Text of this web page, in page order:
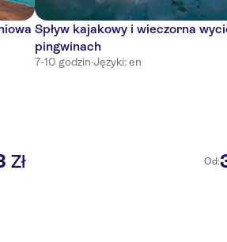
Zł
Spływ kajakowy i wieczorna
pingwinach
7-10 godzin·Języki: en
Od: